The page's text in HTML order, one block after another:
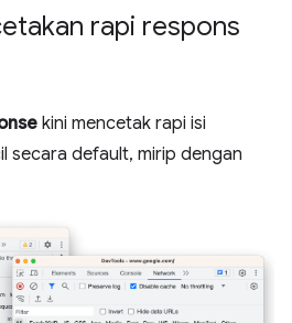
rapi respons
kini mencetak rapi isi
secara default, mirip dengan